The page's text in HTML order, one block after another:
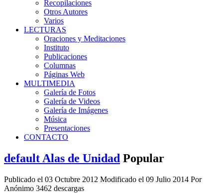
Recopilaciones
Otros Autores
Varios
LECTURAS
Oraciones y Meditaciones
Instituto
Publicaciones
Columnas
Páginas Web
MULTIMEDIA
Galería de Fotos
Galería de Videos
Galería de Imágenes
Música
Presentaciones
CONTACTO
default Alas de Unidad Popular
Publicado el 03 Octubre 2012 Modificado el 09 Julio 2014 Por
Anónimo 3462 descargas